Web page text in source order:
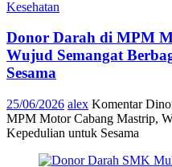
Kesehatan
Donor Darah di MPM
Wujud Semangat
Sesama
25/06/2026 alex Komentar
MPM Motor Cabang Mastrip,
Kepedulian untuk Sesama